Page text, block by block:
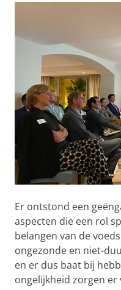
Er ontstond een
aspecten die een rol
belangen van de
ongezonde en niet-
en er dus baat bij
ongelijkheid zorgen